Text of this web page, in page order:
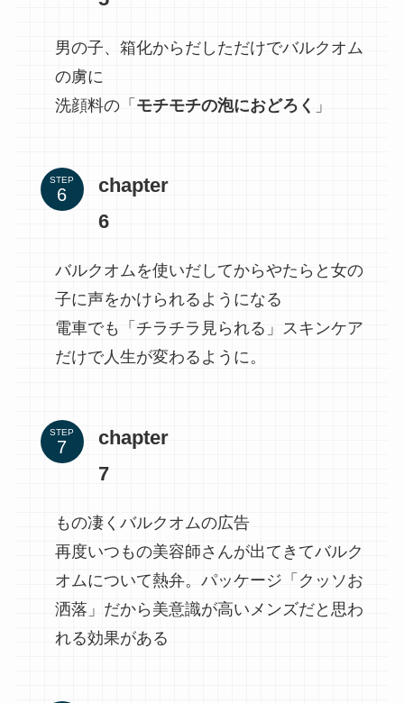
男の子、箱化からだしただけでバルクオム
の虜に
洗顔料の「 モチモチの泡におどろく 」
STEP
chapter
6
バルクオムを使いだしてからやたらと女の
子に声をかけられるようになる
電車でも「チラチラ見られる」スキンケア
だけで人生が変わるように。
STEP
chapter
7
もの凄くバルクオムの広告
再度いつもの美容師さんが出てきてバルク
オムについて熱弁。パッケージ「クッソお
洒落」だから美意識が高いメンズだと思わ
れる効果がある